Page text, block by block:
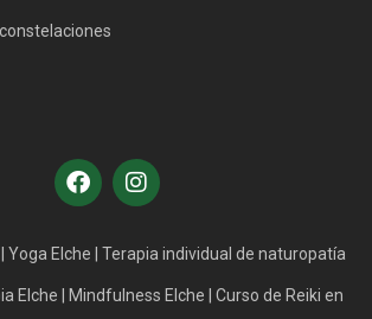
Yoga Elche Terapia individual de naturopatía
Elche Mindfulness Elche Curso de Reiki en